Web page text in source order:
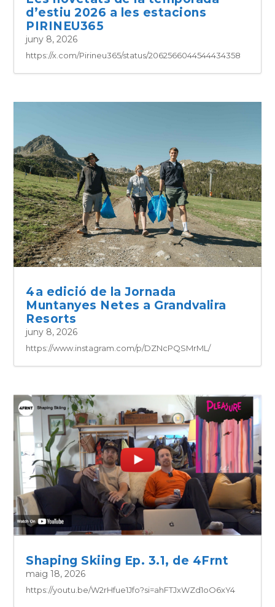
d’estiu 2026 a les estacions
PIRINEU365
juny 8, 2026
https://x.com/Pirineu365/status/2062566044544434358
4a edició de la Jornada
Muntanyes Netes a Grandvalira
Resorts
juny 8, 2026
https://www.instagram.com/p/DZNcPQSMrML/
Shaping Skiing Ep. 3.1, de 4Frnt
maig 18, 2026
https://youtu.be/W2rHfue1Jfo?si=ahFTJxWZd1oO6xY4